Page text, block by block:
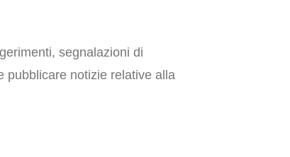
segnalazioni di
pubblicare notizie relative alla